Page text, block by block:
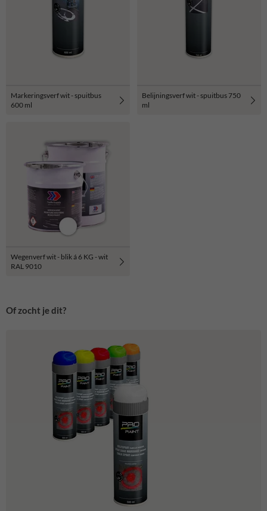
Markeringsverf wit - spuitbus
600 ml
Belijningsverf wit - spuitbus 750
ml
Wegenverf wit - blik á 6 KG - wit
RAL 9010
Of zocht je dit?